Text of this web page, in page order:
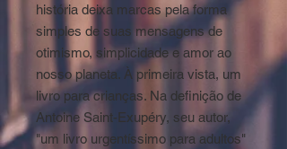
história deixa marcas pela forma
simples de suas mensagens de
otimismo, simplicidade e amor ao
nosso planeta. À primeira vista, um
livro para crianças. Na definição de
Antoine Saint-Exupéry, seu autor,
"um livro urgentíssimo para adultos"